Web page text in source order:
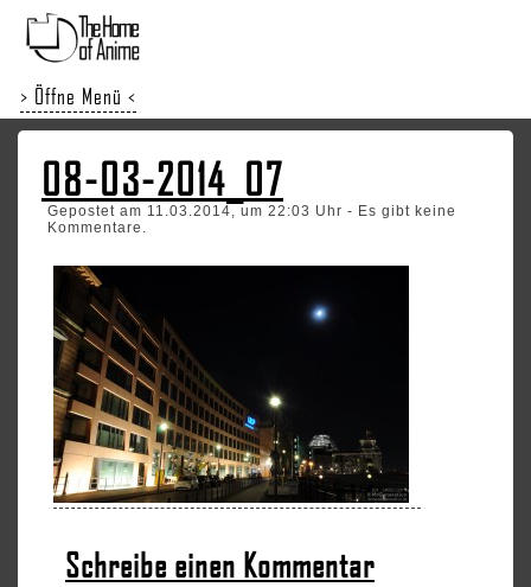
> Öffne Menü <
08-03-2014_07
Gepostet am 11.03.2014, um 22:03 Uhr - Es gibt keine
Kommentare.
Schreibe einen Kommentar